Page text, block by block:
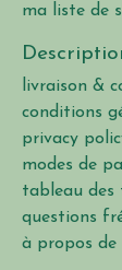
ma liste de
livraison &
conditions
privacy
modes de
tableau des
questions
à propos de